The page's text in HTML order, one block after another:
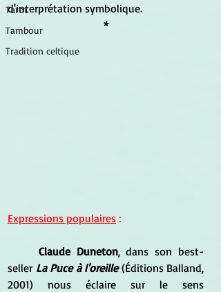
Tarot
Tambour
Tradition celtique
d'interprétation symbolique.
*
Expressions populaires :
Claude Duneton, dans son best-
seller La Puce à l'oreille (Éditions Balland,
2001) nous éclaire sur le sens